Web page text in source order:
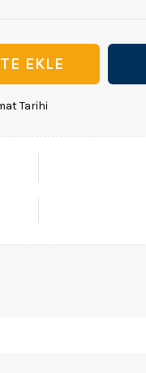
Tarihi